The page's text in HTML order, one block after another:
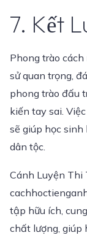
7. Kết
Phong trào
sử quan trọng,
phong trào đấu
kiến tay sai.
sẽ giúp học sinh
dân tộc.
Cánh Luyện Thi
tập hữu ích,
chất lượng, giúp